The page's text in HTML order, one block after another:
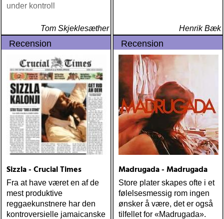
under kontroll
Tom Skjeklesæther Henrik Bæk
Recension
Sizzla - Crucial Times
Fra at have været en af de
mest produktive
reggaekunstnere har den
kontroversielle jamaicanske
Recension
Madrugada - Madrugada
Store plater skapes ofte i et
følelsesmessig rom ingen
ønsker å være, det er også
tilfellet for «Madrugada».